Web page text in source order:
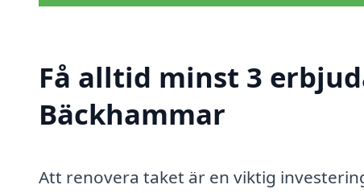
Få alltid minst 3
Bäckhammar
Att renovera taket är en viktig